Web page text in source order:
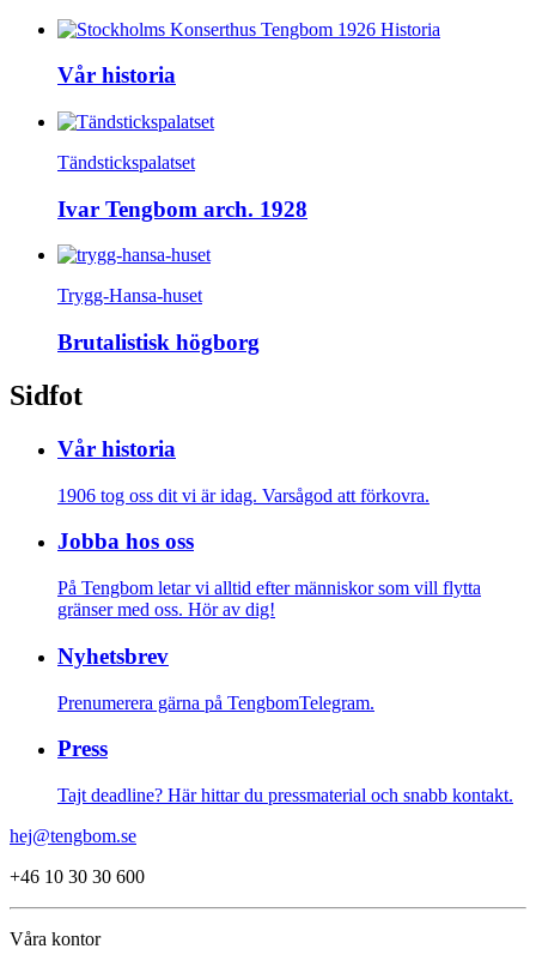
Vår historia
Tändstickspalatset
Ivar Tengbom arch. 1928
Trygg-Hansa-huset
Brutalistisk högborg
Sidfot
Vår historia
1906 tog oss dit vi är idag. Varsågod att förkovra.
Jobba hos oss
På Tengbom letar vi alltid efter människor som vill flytta
gränser med oss. Hör av dig!
Nyhetsbrev
Prenumerera gärna på TengbomTelegram.
Press
Tajt deadline? Här hittar du pressmaterial och snabb kontakt.
hej@tengbom.se
+46 10 30 30 600
Våra kontor